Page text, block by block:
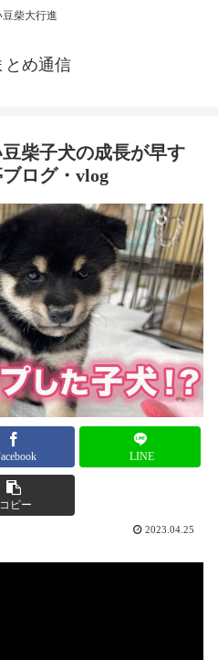
豆柴大行進
とめ通信
豆柴子犬の成長が早す
ログ・vlog
LINE
コピー
2023.04.25